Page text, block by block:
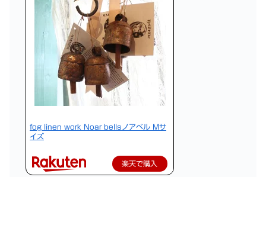
fog linen work Noar bellsノアベル Mサ
イズ
楽天で購入